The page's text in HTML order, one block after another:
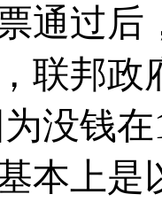
过后
联邦政
没钱
本上是